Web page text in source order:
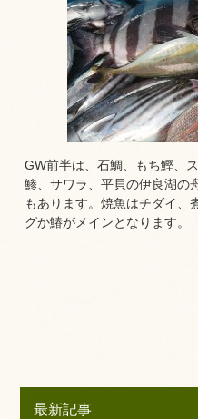
GW前半は、石鯛、もち鰹、
鯵、サワラ、平貝の伊良湖の
もあります。焼魚はチダイ、
グか鰆がメインとなります。
最新記事